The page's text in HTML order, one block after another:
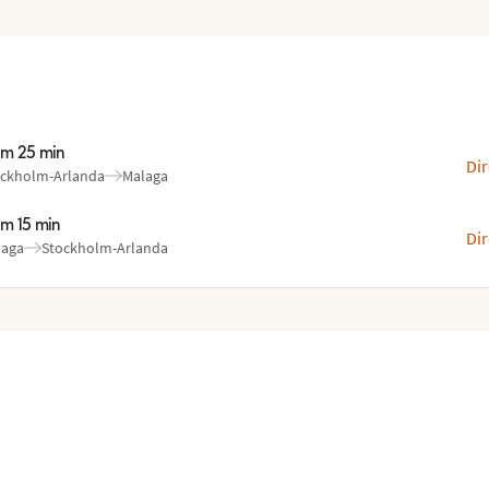
25 min
: Arlanda
: Malaga
15 min
:
: Stockholm-Arlanda